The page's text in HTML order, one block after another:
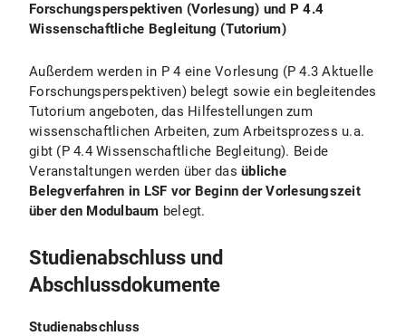
Forschungsperspektiven (Vorlesung) und P 4.4
Wissenschaftliche Begleitung (Tutorium)
Außerdem werden in P 4 eine Vorlesung (P 4.3 Aktuelle
Forschungsperspektiven) belegt sowie ein begleitendes
Tutorium angeboten, das Hilfestellungen zum
wissenschaftlichen Arbeiten, zum Arbeitsprozess u.a.
gibt (P 4.4 Wissenschaftliche Begleitung). Beide
Veranstaltungen werden über das übliche
Belegverfahren in LSF vor Beginn der Vorlesungszeit
über den Modulbaum belegt.
Studienabschluss und
Abschlussdokumente
Studienabschluss